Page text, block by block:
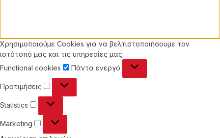
Χρησιμοποιούμε Cookies για να βελτιστοποιήσουμε τον
ιστότοπό μας και τις υπηρεσίες μας.
Functional cookies
Functional
Πάντα ενεργό
Προτιμήσεις Προτιμήσεις
Statistics Statistics
Marketing Marketing